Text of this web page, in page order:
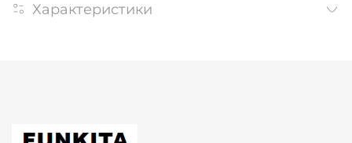
Характеристики